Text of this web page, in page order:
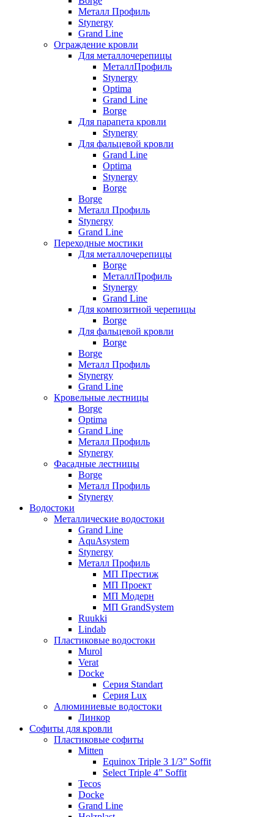
Металл Профиль
Stynergy
Grand Line
Ограждение кровли
Для металлочерепицы
МеталлПрофиль
Stynergy
Optima
Grand Line
Borge
Для парапета кровли
Stynergy
Для фальцевой кровли
Grand Line
Optima
Stynergy
Borge
Borge
Металл Профиль
Stynergy
Grand Line
Переходные мостики
Для металлочерепицы
Borge
МеталлПрофиль
Stynergy
Grand Line
Для композитной черепицы
Borge
Для фальцевой кровли
Borge
Borge
Металл Профиль
Stynergy
Grand Line
Кровельные лестницы
Borge
Optima
Grand Line
Металл Профиль
Stynergy
Фасадные лестницы
Borge
Металл Профиль
Stynergy
Водостоки
Металлические водостоки
Grand Line
AquAsystem
Stynergy
Металл Профиль
МП Престиж
МП Проект
МП Модерн
МП GrandSystem
Ruukki
Lindab
Пластиковые водостоки
Murol
Verat
Docke
Серия Standart
Серия Lux
Алюминиевые водостоки
Линкор
Софиты для кровли
Пластиковые софиты
Mitten
Equinox Triple 3 1/3” Soffit
Select Triple 4” Soffit
Tecos
Docke
Grand Line